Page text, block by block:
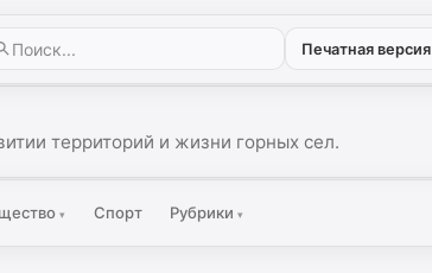
Печатная версия
территорий и жизни горных сел.
▾ Спорт Рубрики▾